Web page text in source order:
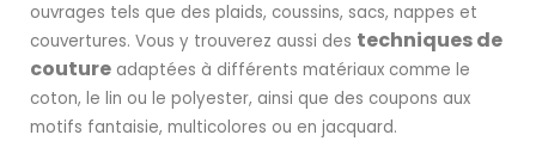
ouvrages tels que des plaids, coussins, sacs, nappes et
couvertures. Vous y trouverez aussi des techniques de
couture adaptées à différents matériaux comme le
coton, le lin ou le polyester, ainsi que des coupons aux
motifs fantaisie, multicolores ou en jacquard.